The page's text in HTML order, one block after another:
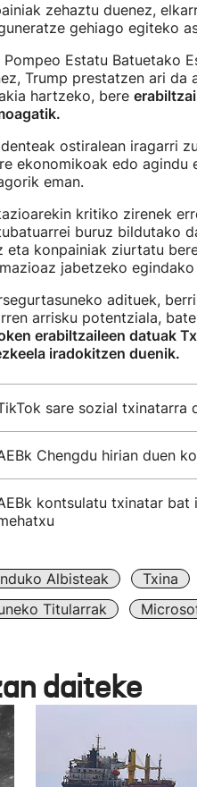
zehaztu duenez,
gehiago egiteko
Pompeo Estatu Batuetako
Trump prestatzen ari da
hartzeko, bere
ostiralean iragarri
ekonomikoak edo agindu
eman.
kritiko zirenek
buruz bildutako
eta konpainiak ziurtatu
jabetzeko
adituek,
arrisku potentziala,
erabiltzaileen datuak
iradokitzen duenik.
sare sozial txinatarra
Chengdu hirian duen
kontsulatu txinatar bat
Albisteak Txina
Titularrak
daiteke